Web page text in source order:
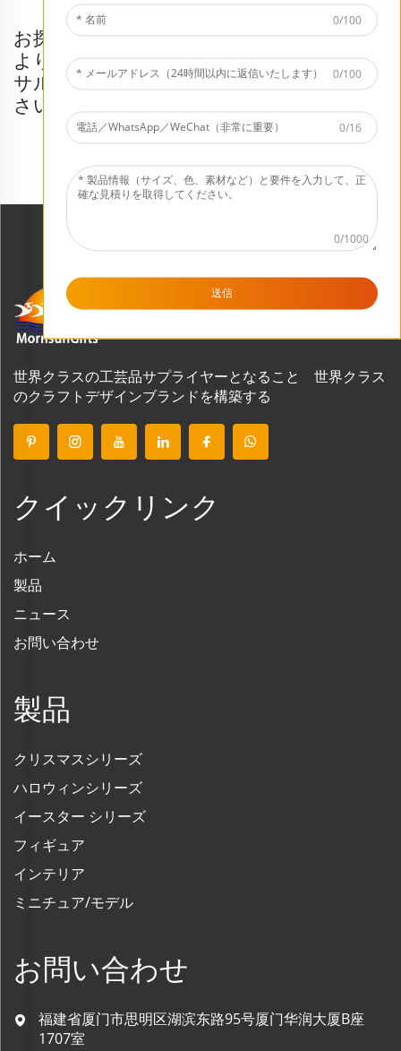
0/100
0/100
0/16
0/1000
送信
お探しの製品が見つかりませんか？
より多くの在庫製品について、当社のコン
サルタントまでお気軽にお問い合わせくだ
さい。
世界クラスの工芸品サプライヤーとなること 世界クラス
のクラフトデザインブランドを構築する
クイックリンク
ホーム
製品
ニュース
お問い合わせ
製品
クリスマスシリーズ
ハロウィンシリーズ
イースター シリーズ
フィギュア
インテリア
ミニチュア/モデル
お問い合わせ
福建省厦门市思明区湖滨东路95号厦门华润大厦B座
1707室